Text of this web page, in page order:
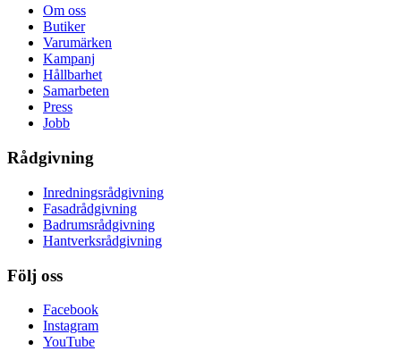
Om oss
Butiker
Varumärken
Kampanj
Hållbarhet
Samarbeten
Press
Jobb
Rådgivning
Inredningsrådgivning
Fasadrådgivning
Badrumsrådgivning
Hantverksrådgivning
Följ oss
Facebook
Instagram
YouTube